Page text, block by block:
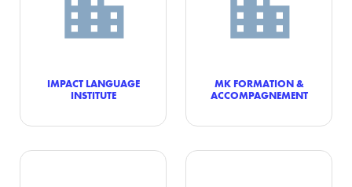
IMPACT LANGUAGE
INSTITUTE
MK FORMATION &
ACCOMPAGNEMENT